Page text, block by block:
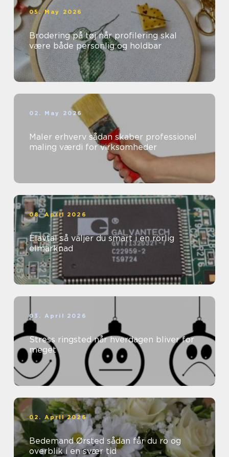
05. May 2026
Brodering på tøj når profilering skal
være både personlig og holdbar
02. May 2026
Maler erhverv sådan skaber professionel
maling værdi for virksomheder
08. April 2026
Elavtal så väljer du smart i en rörlig
elmarknad
03. April 2026
Stress ringsted når hverdagen bliver for
meget
02. April 2026
Bedemand Ørsted sådan får du ro og
overblik i en svær tid